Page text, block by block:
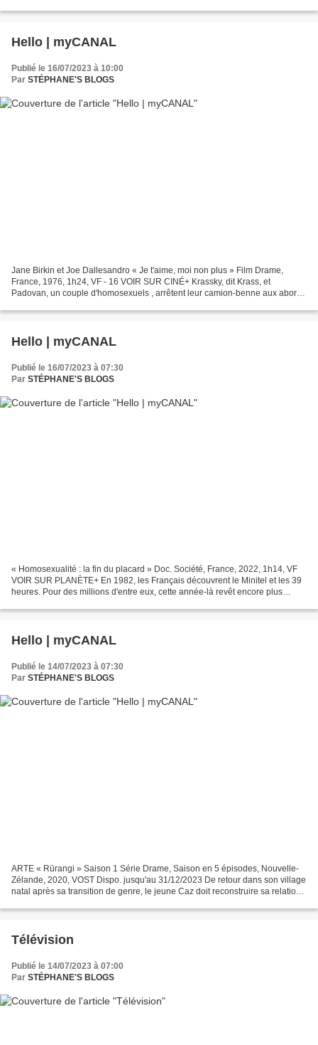
Hello | myCANAL
Publié le 16/07/2023 à 10:00
Par STÉPHANE'S BLOGS
Jane Birkin et Joe Dallesandro « Je t'aime, moi non plus » Film Drame,
France, 1976, 1h24, VF - 16 VOIR SUR CINÉ+ Krassky, dit Krass, et
Padovan, un couple d'homosexuels , arrêtent leur camion-benne aux abords
Hello | myCANAL
Publié le 16/07/2023 à 07:30
Par STÉPHANE'S BLOGS
« Homosexualité : la fin du placard » Doc. Société, France, 2022, 1h14, VF
VOIR SUR PLANÈTE+ En 1982, les Français découvrent le Minitel et les 39
heures. Pour des millions d'entre eux, cette année-là revêt encore plus
Hello | myCANAL
Publié le 14/07/2023 à 07:30
Par STÉPHANE'S BLOGS
ARTE « Rūrangi » Saison 1 Série Drame, Saison en 5 épisodes, Nouvelle-
Zélande, 2020, VOST Dispo. jusqu'au 31/12/2023 De retour dans son village
natal après sa transition de genre, le jeune Caz doit reconstruire sa relation
Télévision
Publié le 14/07/2023 à 07:00
Par STÉPHANE'S BLOGS